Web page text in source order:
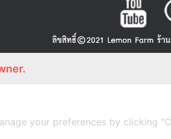
your preferences by clicking